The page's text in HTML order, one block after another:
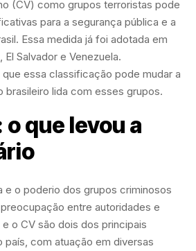
(CV) como grupos terroristas pode
para a segurança pública e a
Essa medida já foi adotada em
Salvador e Venezuela.
que essa classificação pode mudar a
brasileiro lida com esses grupos.
que levou a
e o poderio dos grupos criminosos
entre autoridades e
o CV são dois dos principais
país, com atuação em diversas